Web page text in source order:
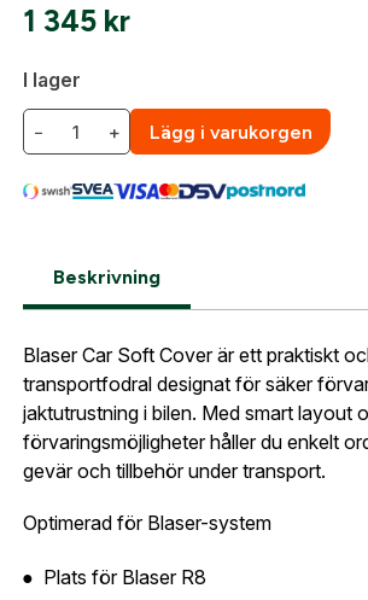
1 345 kr
I lager
− + Lägg i varukorgen
Beskrivning
Blaser Car Soft Cover är ett praktiskt
transportfodral designat för säker
jaktutrustning i bilen. Med smart layout
förvaringsmöjligheter håller du enkelt
gevär och tillbehör under transport.
Optimerad för Blaser-system
Plats för Blaser R8
När du är inloggad hanteras
E-postadress:*
Glömt lösenord?
Skapa konto och handla enklare
konto hos oss får du snabbare
uppgifter.
Leverans & fakturaadress
Gatuadress:*
Postnummer:
*
Telefon:*
Land:*
Fyll i din e-post adress nedan så
så fort den här produkten är tillbaka
sortiment.
E-post adress
Jag godkänner att mina uppgifter
integritetspolicyn.